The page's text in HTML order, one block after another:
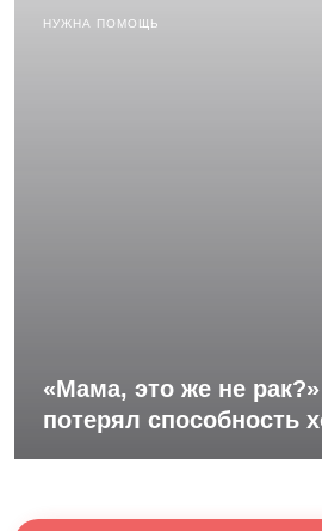
НУЖНА ПОМОЩЬ
«Мама, это же не
потерял способность